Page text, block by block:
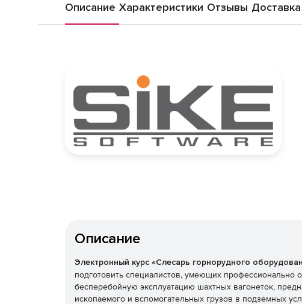
Описание Характеристики Отзывы
Описание
Электронный курс «Слесарь горнорудного
подготовить специалистов, умеющих профессионально
бесперебойную эксплуатацию шахтных вагонеток,
ископаемого и вспомогательных грузов в подземных